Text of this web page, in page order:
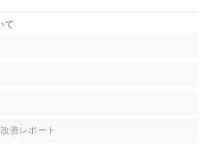
、個人情報の適正管理・機密保持について
(利用目的の通知、開示、内容の訂正・追加・
わせ窓口に申し出ることができます。その
たします。ただし、申請が本人確認が不可
て
善レポート